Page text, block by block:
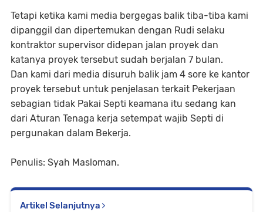
Tetapi ketika kami media bergegas balik tiba-tiba kami
dipanggil dan dipertemukan dengan Rudi selaku
kontraktor supervisor didepan jalan proyek dan
katanya proyek tersebut sudah berjalan 7 bulan.
Dan kami dari media disuruh balik jam 4 sore ke kantor
proyek tersebut untuk penjelasan terkait Pekerjaan
sebagian tidak Pakai Septi keamana itu sedang kan
dari Aturan Tenaga kerja setempat wajib Septi di
pergunakan dalam Bekerja.
Penulis: Syah Masloman.
Artikel Selanjutnya